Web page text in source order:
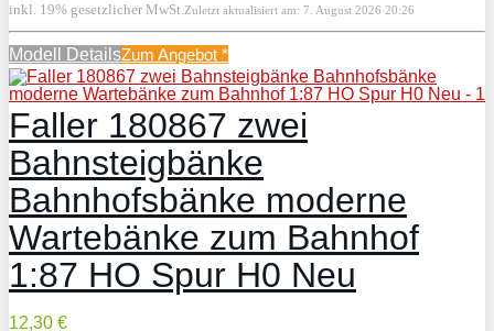
inkl. 19% gesetzlicher MwSt.Zuletzt aktualisiert am: 7. August 2026 20:26
Modell DetailsZum Angebot *
Faller 180867 zwei
Bahnsteigbänke
Bahnhofsbänke moderne
Wartebänke zum Bahnhof
1:87 HO Spur H0 Neu
12,30 €